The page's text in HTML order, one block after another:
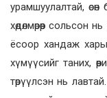
урамшуулалтай,
хөдөлмөрөөр сольсон
ёсоор хандаж
хүмүүсийг таних,
төрүүлсэн нь